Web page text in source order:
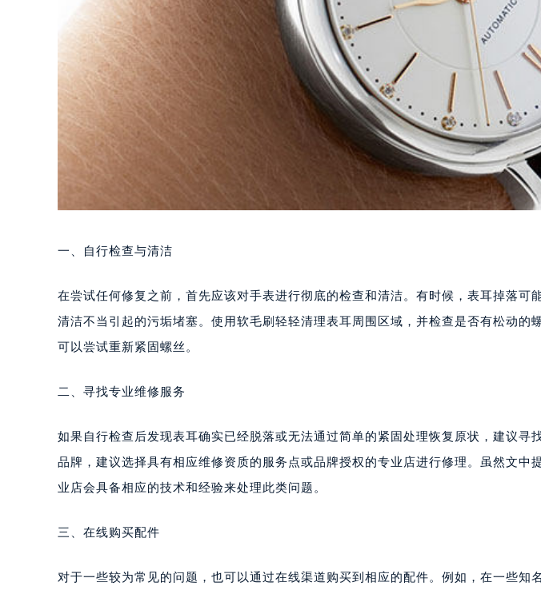
一、自行检查与清洁
在尝试任何修复之前，首先应该对手表进行彻底的检查和清洁。有时候，表耳掉落可
清洁不当引起的污垢堵塞。使用软毛刷轻轻清理表耳周围区域，并检查是否有松动的
可以尝试重新紧固螺丝。
二、寻找专业维修服务
如果自行检查后发现表耳确实已经脱落或无法通过简单的紧固处理恢复原状，建议寻
品牌，建议选择具有相应维修资质的服务点或品牌授权的专业店进行修理。虽然文中
业店会具备相应的技术和经验来处理此类问题。
三、在线购买配件
对于一些较为常见的问题，也可以通过在线渠道购买到相应的配件。例如，在一些知